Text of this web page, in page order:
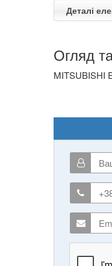
Деталі
Огляд
MITSUBISHI